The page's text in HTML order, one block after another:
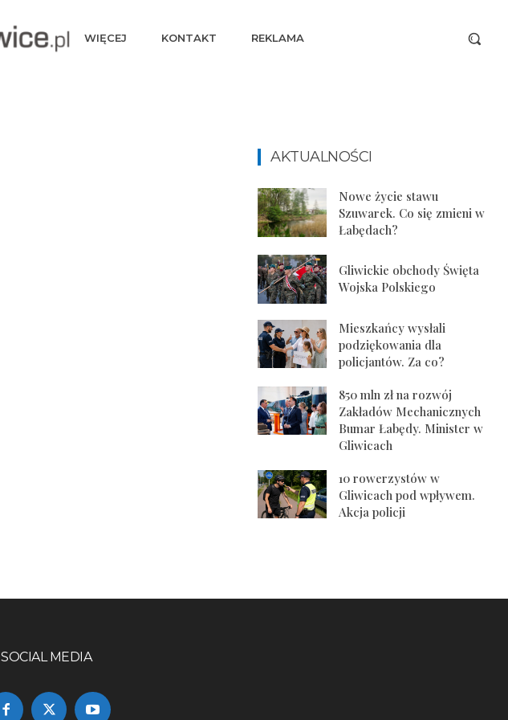
WIĘCEJ KONTAKT REKLAMA
AKTUALNOŚCI
Nowe życie stawu
Szuwarek. Co się zmieni w
Łabędach?
Gliwickie obchody Święta
Wojska Polskiego
Mieszkańcy wysłali
podziękowania dla
policjantów. Za co?
850 mln zł na rozwój
Zakładów Mechanicznych
Bumar Łabędy. Minister w
Gliwicach
10 rowerzystów w
Gliwicach pod wpływem.
Akcja policji
SOCIAL MEDIA